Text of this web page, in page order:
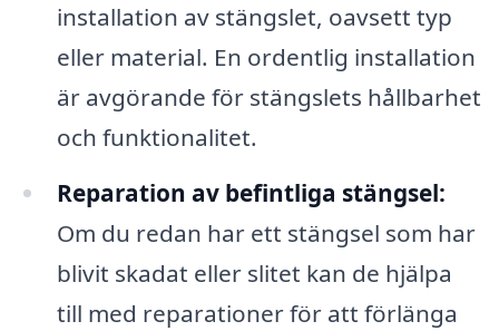
installation av stängslet, oavsett typ
eller material. En ordentlig installation
är avgörande för stängslets hållbarhet
och funktionalitet.
Reparation av befintliga stängsel:
Om du redan har ett stängsel som har
blivit skadat eller slitet kan de hjälpa
till med reparationer för att förlänga